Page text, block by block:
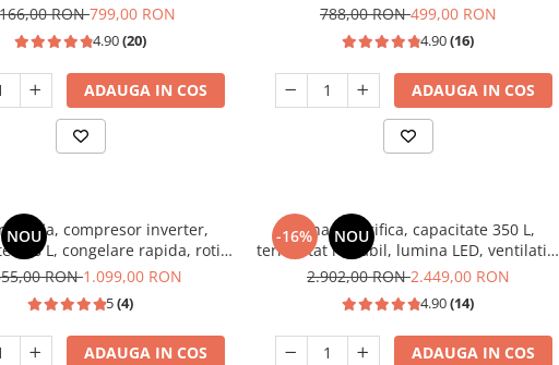
italia 20 bari, rezervor apa
RON799,00 RON
4.90(20)
ADAUGA IN COS
25m
788,00 RON499,00 RON
4.90(16)
ADAUGA IN COS
NOU
compresor inverter,
198 L, congelare rapida, roti,
Negru, HEINNER
RON1.099,00 RON
5(4)
ADAUGA IN COS
-16% NOU
Vitrina frigorifica, capacitate 350 L,
termostat reglabil, lumina LED, ventilatie,
negru, LDK
2.902,00 RON2.449,00 RON
4.90(14)
ADAUGA IN COS